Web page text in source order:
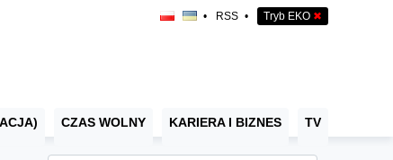
• RSS • Tryb EKO ✖
CZAS WOLNY KARIERA I BIZNES TV